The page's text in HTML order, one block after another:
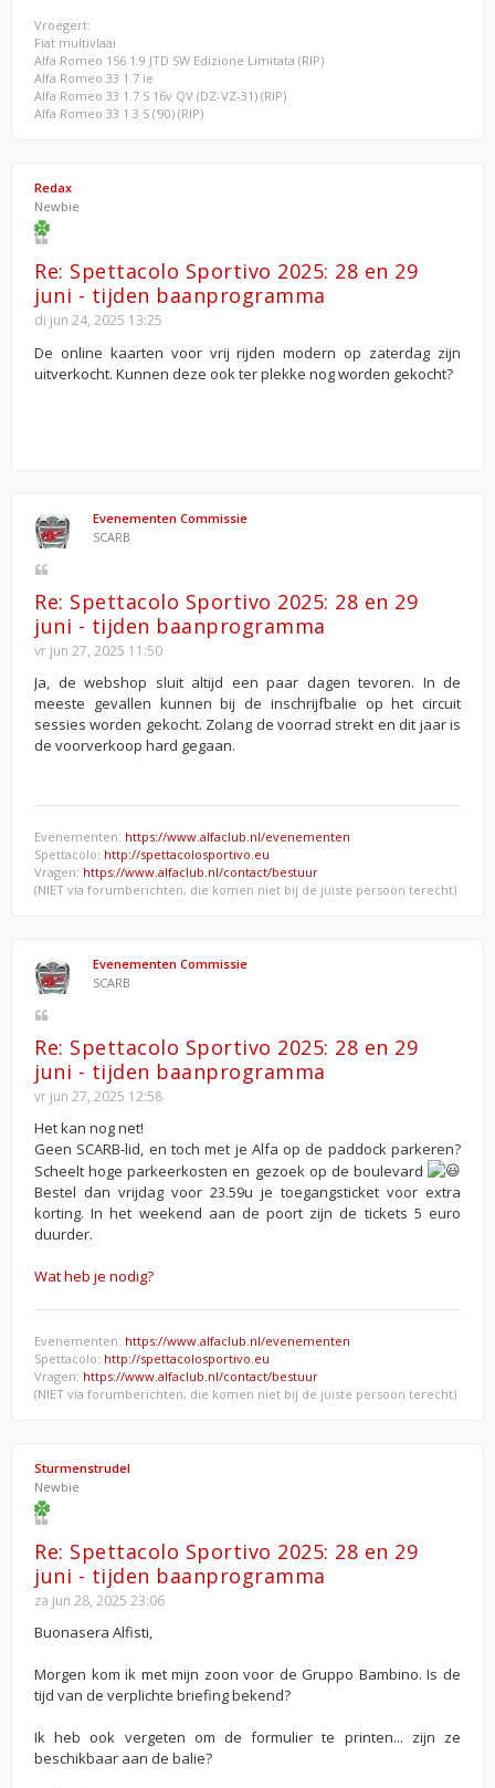
Vroegert:
Fiat multivlaai
Alfa Romeo 156 1.9 JTD SW Edizione Limitata (RIP)
Alfa Romeo 33 1.7 ie
Alfa Romeo 33 1.7 S 16v QV (DZ-VZ-31) (RIP)
Alfa Romeo 33 1.3 S ('90) (RIP)
Redax
Newbie
Re: Spettacolo Sportivo 2025: 28 en 29
juni - tijden baanprogramma
di jun 24, 2025 13:25
De online kaarten voor vrij rijden modern op zaterdag zijn
uitverkocht. Kunnen deze ook ter plekke nog worden gekocht?
Evenementen Commissie
SCARB
Re: Spettacolo Sportivo 2025: 28 en 29
juni - tijden baanprogramma
vr jun 27, 2025 11:50
Ja, de webshop sluit altijd een paar dagen tevoren. In de
meeste gevallen kunnen bij de inschrijfbalie op het circuit
sessies worden gekocht. Zolang de voorrad strekt en dit jaar is
de voorverkoop hard gegaan.
Evenementen: https://www.alfaclub.nl/evenementen
Spettacolo: http://spettacolosportivo.eu
Vragen: https://www.alfaclub.nl/contact/bestuur
(NIET via forumberichten, die komen niet bij de juiste persoon terecht)
Evenementen Commissie
SCARB
Re: Spettacolo Sportivo 2025: 28 en 29
juni - tijden baanprogramma
vr jun 27, 2025 12:58
Het kan nog net!
Geen SCARB-lid, en toch met je Alfa op de paddock parkeren?
Scheelt hoge parkeerkosten en gezoek op de boulevard
Bestel dan vrijdag voor 23.59u je toegangsticket voor extra
korting. In het weekend aan de poort zijn de tickets 5 euro
duurder.
Wat heb je nodig?
Evenementen: https://www.alfaclub.nl/evenementen
Spettacolo: http://spettacolosportivo.eu
Vragen: https://www.alfaclub.nl/contact/bestuur
(NIET via forumberichten, die komen niet bij de juiste persoon terecht)
Sturmenstrudel
Newbie
Re: Spettacolo Sportivo 2025: 28 en 29
juni - tijden baanprogramma
za jun 28, 2025 23:06
Buonasera Alfisti,
Morgen kom ik met mijn zoon voor de Gruppo Bambino. Is de
tijd van de verplichte briefing bekend?
Ik heb ook vergeten om de formulier te printen... zijn ze
beschikbaar aan de balie?